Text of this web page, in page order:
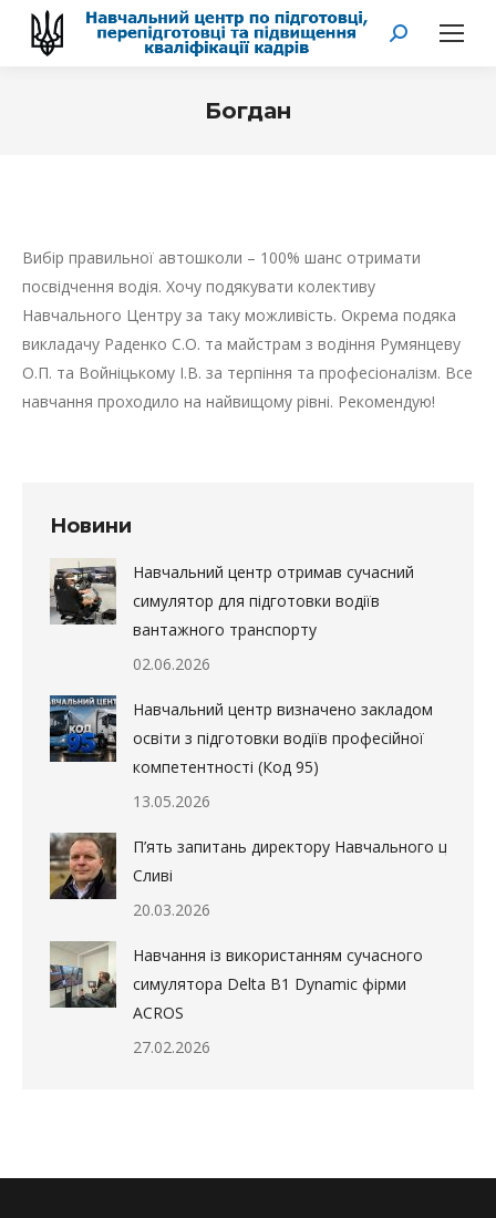
Search:
Богдан
Вибір правильної автошколи – 100% шанс отримати
посвідчення водія. Хочу подякувати колективу
Навчального Центру за таку можливість. Окрема подяка
викладачу Раденко С.О. та майстрам з водіння Румянцеву
О.П. та Войніцькому І.В. за терпіння та професіоналізм. Все
навчання проходило на найвищому рівні. Рекомендую!
Новини
Навчальний центр отримав сучасний
симулятор для підготовки водіїв
вантажного транспорту
02.06.2026
Навчальний центр визначено закладом
освіти з підготовки водіїв професійної
компетентності (Код 95)
13.05.2026
П’ять запитань директору Навчального центру
Сливі
20.03.2026
Навчання із використанням сучасного
симулятора Delta B1 Dynamic фірми
ACROS
27.02.2026